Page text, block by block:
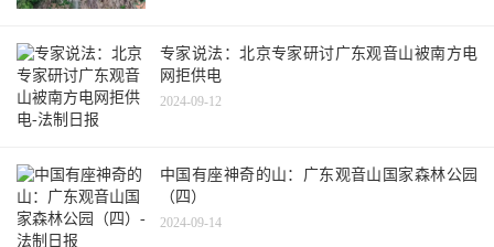
专家说法：北京专家研讨广东观音山被南方电
网拒供电
2024-09-12
中国有座神奇的山：广东观音山国家森林公园
（四）
2024-09-14